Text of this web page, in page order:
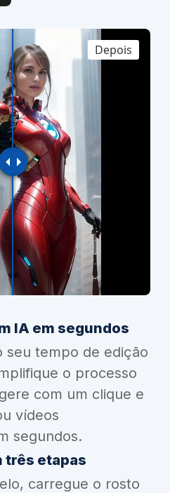
Depois
IA em segundos
seu tempo de edição
o processo
com um clique e
vídeos
segundos.
três etapas
carregue o rosto